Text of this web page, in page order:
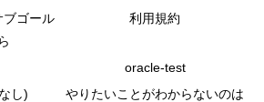
ブゴール
利用規約
oracle-test
し)
やりたいことがわからないのは